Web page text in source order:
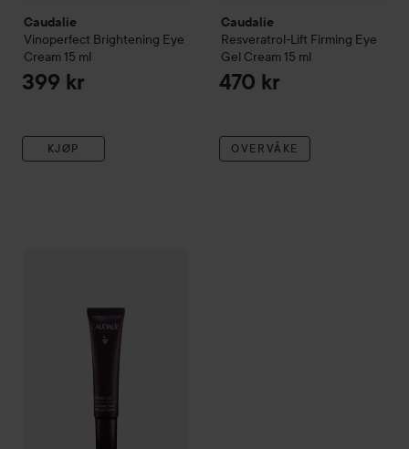
Caudalie
Vinoperfect Brightening Eye
Cream 15 ml
399 kr
KJØP
Caudalie
Resveratrol-Lift Firming Eye
Gel Cream 15 ml
470 kr
OVERVÅKE